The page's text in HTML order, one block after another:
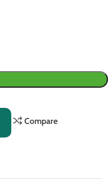
Compare